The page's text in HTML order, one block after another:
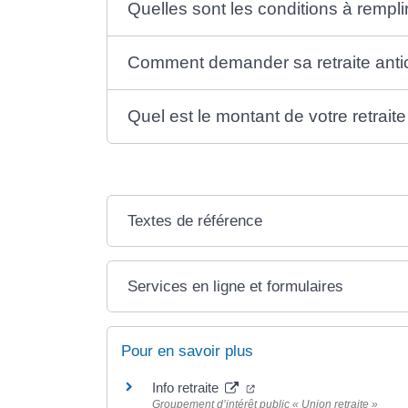
Quelles sont les conditions à
Comment demander sa retraite
Quel est le montant de votre
Textes de référence
Services en ligne et formulaires
Pour en savoir plus
Info retraite (ouverture dans un nouvel
Groupement d’intérêt public « Union retraite »